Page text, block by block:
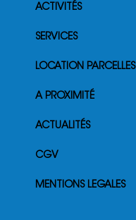
ACTIVITÉS
SERVICES
LOCATION PARCELLES
A PROXIMITÉ
ACTUALITÉS
CGV
MENTIONS LEGALES